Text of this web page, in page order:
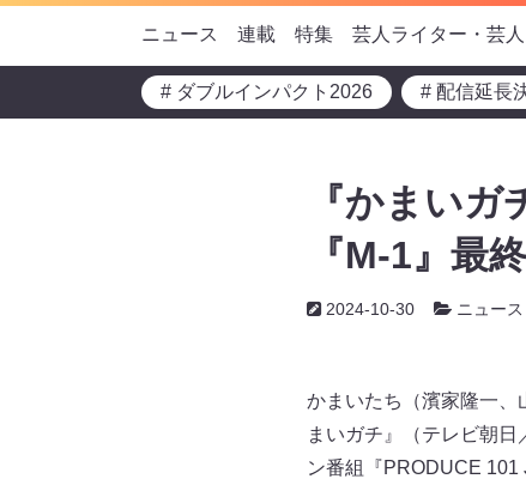
ニュース 連載 特集 芸人ライター・芸
# ダブルインパクト2026 # 配信延長
『かまい
『M-1』最
2024-10-30 ニュース
かまいたち（濱家隆一、
まいガチ』（テレビ朝
ン番組『PRODUCE